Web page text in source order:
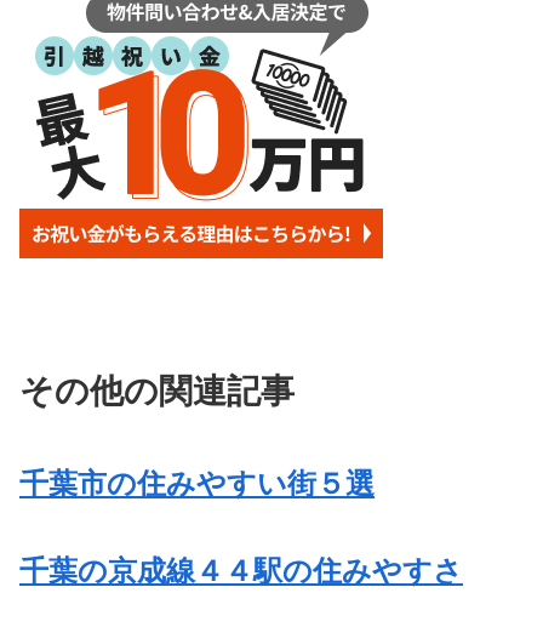
その他の関連記事
千葉市の住みやすい街５選
千葉の京成線４４駅の住みやすさ